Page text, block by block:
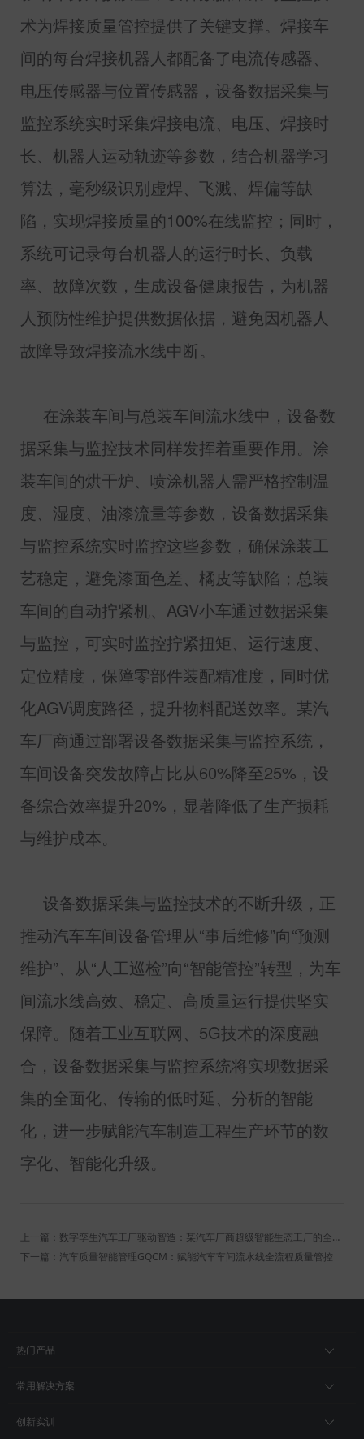
术为焊接质量管控提供了关键支撑。焊接车
间的每台焊接机器人都配备了电流传感器、
电压传感器与位置传感器，设备数据采集与
监控系统实时采集焊接电流、电压、焊接时
长、机器人运动轨迹等参数，结合机器学习
算法，毫秒级识别虚焊、飞溅、焊偏等缺
陷，实现焊接质量的100%在线监控；同时，
系统可记录每台机器人的运行时长、负载
率、故障次数，生成设备健康报告，为机器
人预防性维护提供数据依据，避免因机器人
故障导致焊接流水线中断。
在涂装车间与总装车间流水线中，设备数
据采集与监控技术同样发挥着重要作用。涂
装车间的烘干炉、喷涂机器人需严格控制温
度、湿度、油漆流量等参数，设备数据采集
与监控系统实时监控这些参数，确保涂装工
艺稳定，避免漆面色差、橘皮等缺陷；总装
车间的自动拧紧机、 AGV小车通过数据采集
与监控，可实时监控拧紧扭矩、运行速度、
定位精度，保障零部件装配精准度，同时优
化AGV调度路径，提升物料配送效率。某汽
车厂商通过部署设备数据采集与监控系统，
车间设备突发故障占比从60%降至25% ，设
备综合效率提升20% ，显著降低了生产损耗
与维护成本。
设备数据采集与监控技术的不断升级，正
推动汽车车间设备管理从“事后维修”向“预测
维护”、从“人工巡检”向“智能管控”转型，为车
间流水线高效、稳定、高质量运行提供坚实
保障。随着工业互联网、 5G技术的深度融
合，设备数据采集与监控系统将实现数据采
集的全面化、传输的低时延、分析的智能
化，进一步赋能汽车制造工程生产环节的数
字化、智能化升级。
上一篇：数字孪生汽车工厂驱动智造：某汽车厂商超级智能生态工厂的全生命周期建设实践
下一篇：汽车质量智能管理GQCM：赋能汽车车间流水线全流程质量管控
热门产品
常用解决方案
创新实训